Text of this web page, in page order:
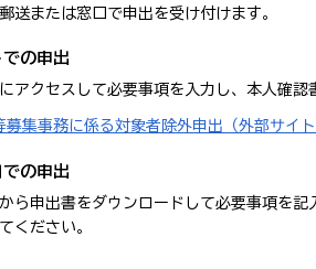
送または窓口で申出を受け付けます。
の申出
アクセスして必要事項を入力し、本人確認
募集事務に係る対象者除外申出（外部サイト
の申出
ら申出書をダウンロードして必要事項を
ください。